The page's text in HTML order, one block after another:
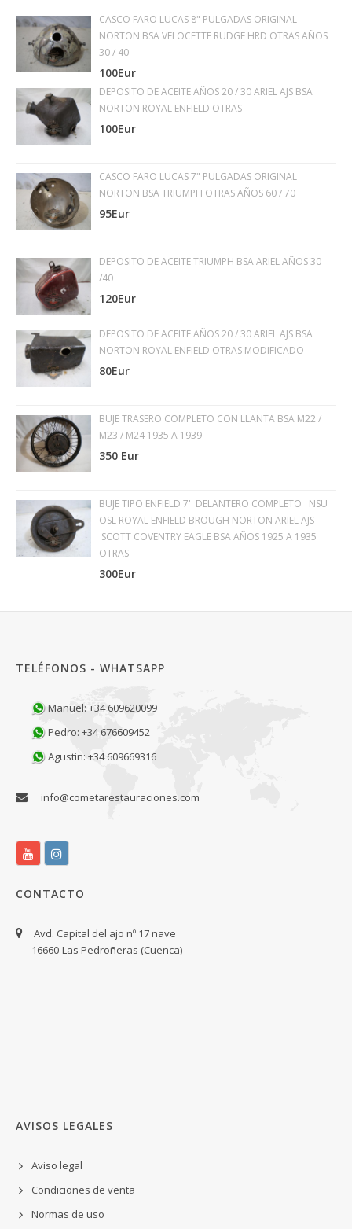
CASCO FARO LUCAS 8" PULGADAS ORIGINAL
NORTON BSA VELOCETTE RUDGE HRD OTRAS AÑOS
30 / 40
100Eur
DEPOSITO DE ACEITE AÑOS 20 / 30 ARIEL AJS BSA
NORTON ROYAL ENFIELD OTRAS
100Eur
CASCO FARO LUCAS 7" PULGADAS ORIGINAL
NORTON BSA TRIUMPH OTRAS AÑOS 60 / 70
95Eur
DEPOSITO DE ACEITE TRIUMPH BSA ARIEL AÑOS 30
/40
120Eur
DEPOSITO DE ACEITE AÑOS 20 / 30 ARIEL AJS BSA
NORTON ROYAL ENFIELD OTRAS MODIFICADO
80Eur
BUJE TRASERO COMPLETO CON LLANTA BSA M22 /
M23 / M24 1935 A 1939
350 Eur
BUJE TIPO ENFIELD 7'' DELANTERO COMPLETO NSU
OSL ROYAL ENFIELD BROUGH NORTON ARIEL AJS
SCOTT COVENTRY EAGLE BSA AÑOS 1925 A 1935
OTRAS
300Eur
TELÉFONOS - WHATSAPP
Manuel: +34 609620099
Pedro: +34 676609452
Agustin: +34 609669316
info@cometarestauraciones.com
CONTACTO
Avd. Capital del ajo nº 17 nave
16660-Las Pedroñeras (Cuenca)
AVISOS LEGALES
Aviso legal
Condiciones de venta
Normas de uso